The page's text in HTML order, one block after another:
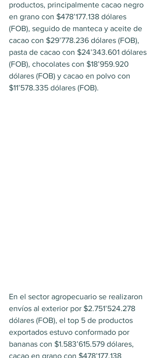
productos, principalmente cacao negro
en grano con $478’177.138 dólares
(FOB), seguido de manteca y aceite de
cacao con $29’778.236 dólares (FOB),
pasta de cacao con $24’343.601 dólares
(FOB), chocolates con $18’959.920
dólares (FOB) y cacao en polvo con
$11’578.335 dólares (FOB).
En el sector agropecuario se realizaron
envíos al exterior por $2.751’524.278
dólares (FOB), el top 5 de productos
exportados estuvo conformado por
bananas con $1.583’615.579 dólares,
cacao en grano con $478’177.138